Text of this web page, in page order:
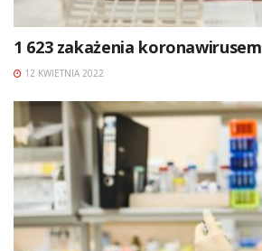
1 623 zakażenia koronawirusem
12 KWIETNIA 2022